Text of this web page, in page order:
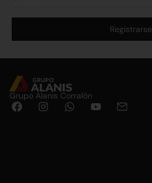
Registrarse
Grupo Alanis Corralón